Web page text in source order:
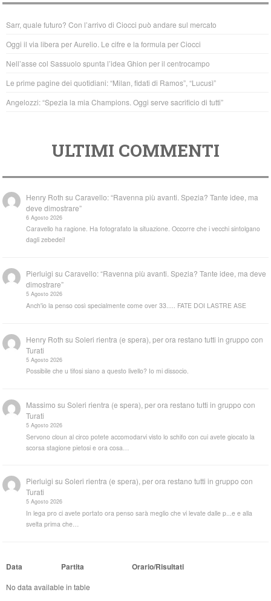
b
o
o
k
A
p
p
Sarr, quale futuro? Con l’arrivo di Ciocci può andare sul mercato
Oggi il via libera per Aurelio. Le cifre e la formula per Ciocci
Nell’asse col Sassuolo spunta l’idea Ghion per il centrocampo
Le prime pagine dei quotidiani: “Milan, fidati di Ramos”, “Lucusì”
Angelozzi: “Spezia la mia Champions. Oggi serve sacrificio di tutti”
ULTIMI COMMENTI
Henry Roth suCaravello: “Ravenna più avanti. Spezia? Tante idee, ma
deve dimostrare”
6 Agosto 2026
Caravello ha ragione. Ha fotografato la situazione. Occorre che i vecchi sintolgano
dagli zebedei!
Pierluigi suCaravello: “Ravenna più avanti. Spezia? Tante idee, ma deve
dimostrare”
5 Agosto 2026
Anch'io la penso così specialmente come over 33..... FATE DOI LASTRE ASE
Henry Roth suSoleri rientra (e spera), per ora restano tutti in gruppo con
Turati
5 Agosto 2026
Possibile che u tifosi siano a questo livello? Io mi dissocio.
Massimo suSoleri rientra (e spera), per ora restano tutti in gruppo con
Turati
5 Agosto 2026
Servono cloun al circo potete accomodarvi visto lo schifo con cui avete giocato la
scorsa stagione pietosi e ora cosa…
Pierluigi suSoleri rientra (e spera), per ora restano tutti in gruppo con
Turati
5 Agosto 2026
In lega pro ci avete portato ora penso sarà meglio che vi levate dalle p...e e alla
svelta prima che…
Data Partita Orario/Risultati
No data available in table